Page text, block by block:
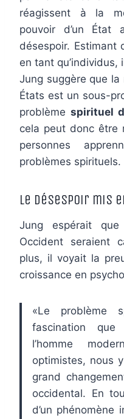
réagissent à la
pouvoir d’un État
désespoir. Estimant
en tant
Jung suggère que
États est un sous-
problème spirituel
cela peut donc être
personnes
problèmes spirituels.
Le désespoir mis
Jung espérait
Occident seraient
plus, il voyait la
croissance en
«Le problème
fascination
l’homme
optimistes, nous
grand
occidental. En
d’un phénomène